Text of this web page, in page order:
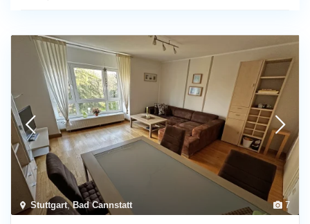
7
Stuttgart,Bad Cannstatt